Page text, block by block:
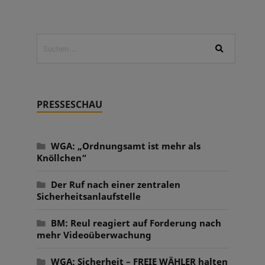
PRESSESCHAU
WGA: „Ordnungsamt ist mehr als
Knöllchen“
Der Ruf nach einer zentralen
Sicherheitsanlaufstelle
BM: Reul reagiert auf Forderung nach
mehr Videoüberwachung
WGA: Sicherheit – FREIE WÄHLER halten